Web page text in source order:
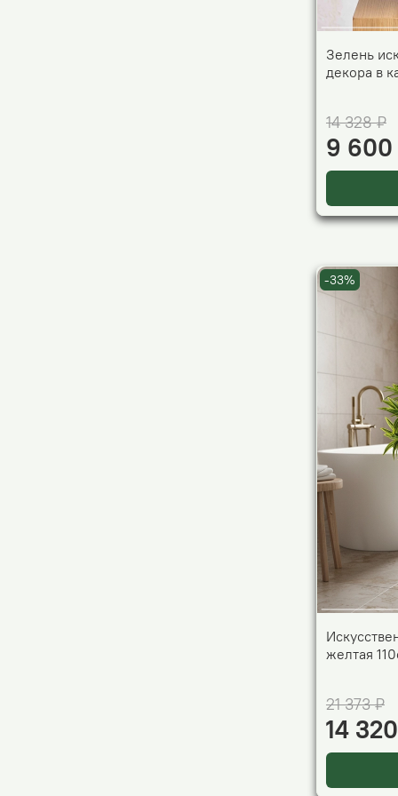
Зелень
декора в
14 328 ₽
9
-33%
желтая
21 373 ₽
14